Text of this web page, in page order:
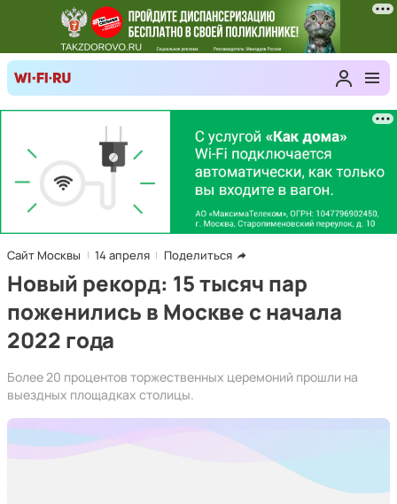
Сайт Москвы 14 апреля Поделиться
Новый рекорд: 15 тысяч пар
поженились в Москве с начала
2022 года
Более 20 процентов торжественных церемоний прошли на
выездных площадках столицы.